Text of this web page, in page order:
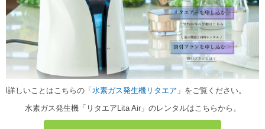
l詳しいことはこちらの「 水素ガス発生機リタエア 」をご覧ください。
水素ガス発生機「リタエアLita Air」のレンタルはこちらから。